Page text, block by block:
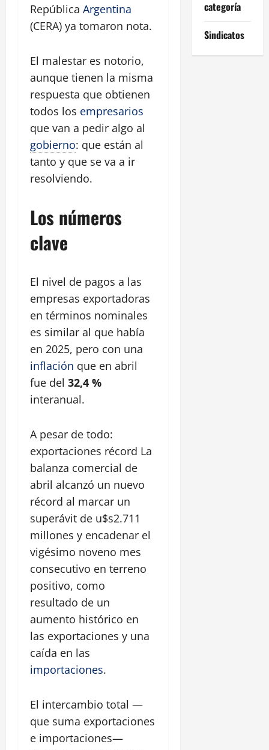
República Argentina
(CERA) ya tomaron nota.
El malestar es notorio,
aunque tienen la misma
respuesta que obtienen
todos los empresarios
que van a pedir algo al
gobierno: que están al
tanto y que se va a ir
resolviendo.
Los números
clave
El nivel de pagos a las
empresas exportadoras
en términos nominales
es similar al que había
en 2025, pero con una
inflación que en abril
fue del 32,4 %
interanual.
A pesar de todo:
exportaciones récord La
balanza comercial de
abril alcanzó un nuevo
récord al marcar un
superávit de u$s2.711
millones y encadenar el
vigésimo noveno mes
consecutivo en terreno
positivo, como
resultado de un
aumento histórico en
las exportaciones y una
caída en las
importaciones.
El intercambio total —
que suma exportaciones
e importaciones—
categoría
Sindicatos